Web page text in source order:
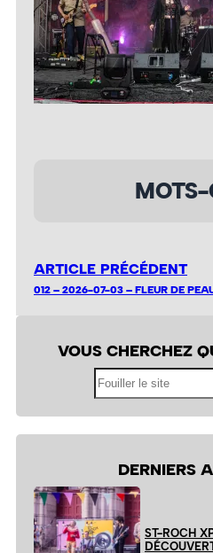
MOTS-
ARTICLE PRÉCÉDENT
012 – 2026-07-03 – FLEUR DE
VOUS CHERCHEZ
DERNIERS
ST-ROCH